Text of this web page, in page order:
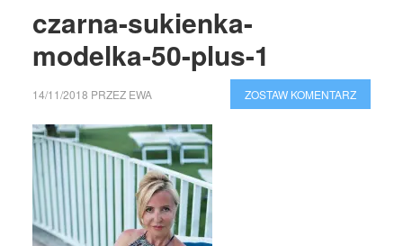
czarna-sukienka-
modelka-50-plus-1
14/11/2018 PRZEZ EWA ZOSTAW KOMENTARZ